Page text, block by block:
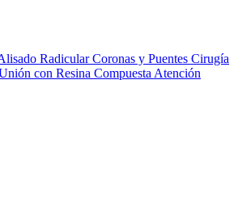
RadicularCoronas y Puentes Cirugía
con Resina Compuesta Atención